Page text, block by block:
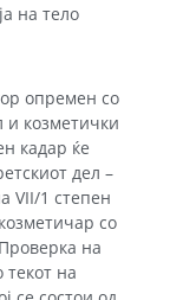
на тело
опремен со
и козметички
кадар ќе
дел –
VII/1 степен
со
на
на